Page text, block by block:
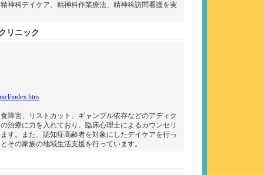
神科デイケア、精神科作業療法、精神科訪問看護を実
リニック
index.htm
障害、リストカット、ギャンブル依存などのアディク
治療に力を入れており、臨床心理士によるカウンセリ
す。また、認知症高齢者を対象にしたデイケアを行っ
その家族の地域生活支援を行っています。